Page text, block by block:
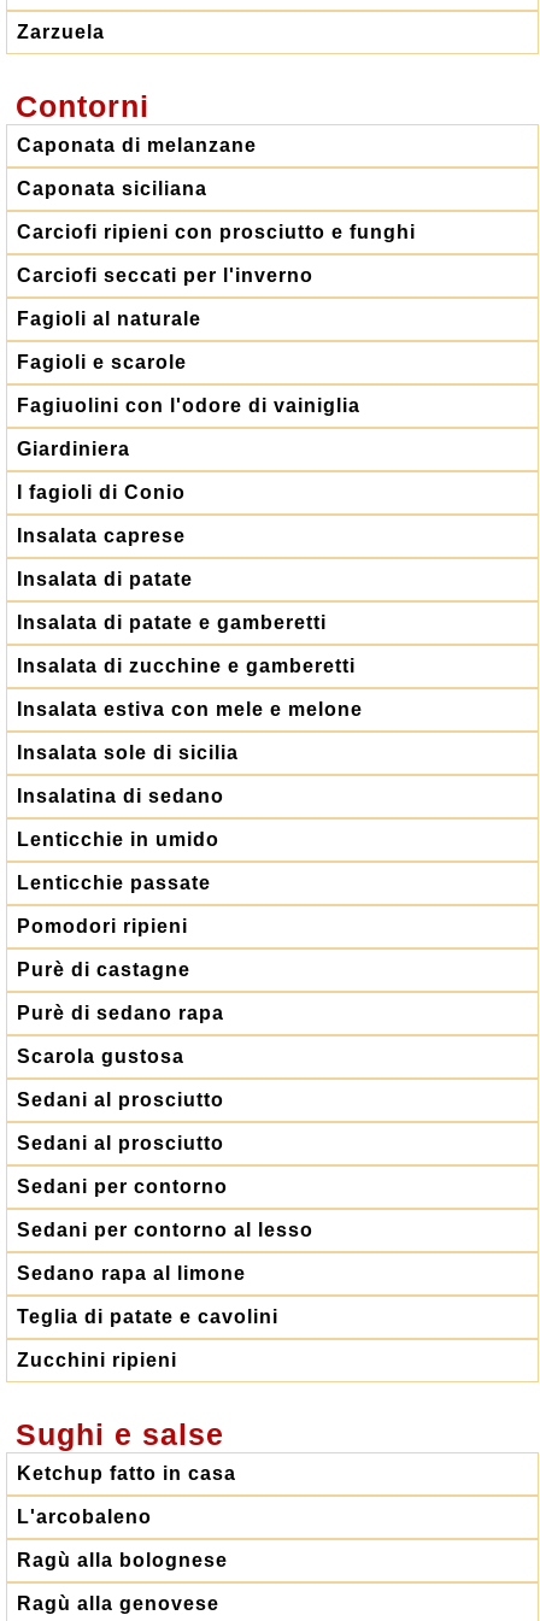
Zarzuela
Contorni
Caponata di melanzane
Caponata siciliana
Carciofi ripieni con prosciutto e funghi
Carciofi seccati per l'inverno
Fagioli al naturale
Fagioli e scarole
Fagiuolini con l'odore di vainiglia
Giardiniera
I fagioli di Conio
Insalata caprese
Insalata di patate
Insalata di patate e gamberetti
Insalata di zucchine e gamberetti
Insalata estiva con mele e melone
Insalata sole di sicilia
Insalatina di sedano
Lenticchie in umido
Lenticchie passate
Pomodori ripieni
Purè di castagne
Purè di sedano rapa
Scarola gustosa
Sedani al prosciutto
Sedani al prosciutto
Sedani per contorno
Sedani per contorno al lesso
Sedano rapa al limone
Teglia di patate e cavolini
Zucchini ripieni
Sughi e salse
Ketchup fatto in casa
L'arcobaleno
Ragù alla bolognese
Ragù alla genovese